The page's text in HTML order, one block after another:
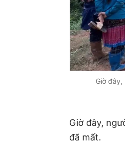
Giờ
Giờ đây,
đã mất.